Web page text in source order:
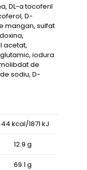
DL-α tocoferil
D-
mangan, sulfat
acetat,
iodura
de
sodiu, D-
kcal/1871 kJ
12.9 g
69.1 g